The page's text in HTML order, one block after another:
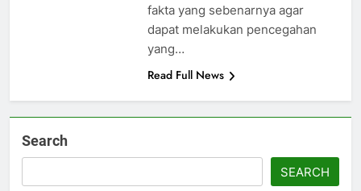
fakta yang sebenarnya agar
dapat melakukan pencegahan
yang…
Read Full News
Search
SEARCH